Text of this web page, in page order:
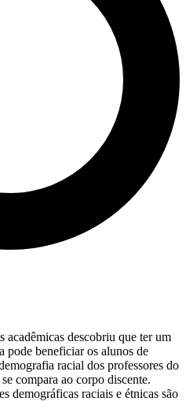
acadêmicas descobriu que ter um
pode beneficiar os alunos de
racial dos professores do
compara ao corpo discente.
demográficas raciais e étnicas são